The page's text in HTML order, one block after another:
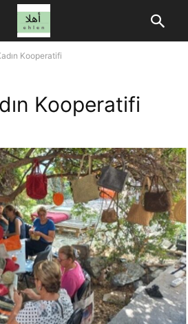
Kooperatifi
Kooperatifi